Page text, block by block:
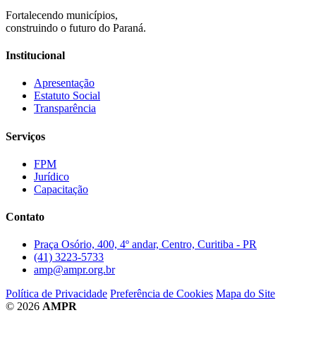
Fortalecendo municípios,
construindo o futuro do Paraná.
Institucional
Apresentação
Estatuto Social
Transparência
Serviços
FPM
Jurídico
Capacitação
Contato
Praça Osório, 400, 4º andar, Centro, Curitiba - PR
(41) 3223-5733
amp@ampr.org.br
Política de Privacidade Preferência de Cookies Mapa do Site
© 2026 AMPR